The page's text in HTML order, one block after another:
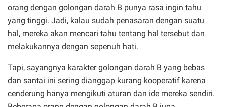
orang dengan golongan darah B punya rasa ingin tahu
yang tinggi. Jadi, kalau sudah penasaran dengan suatu
hal, mereka akan mencari tahu tentang hal tersebut dan
melakukannya dengan sepenuh hati.
Tapi, sayangnya karakter golongan darah B yang bebas
dan santai ini sering dianggap kurang kooperatif karena
cenderung hanya mengikuti aturan dan ide mereka sendiri.